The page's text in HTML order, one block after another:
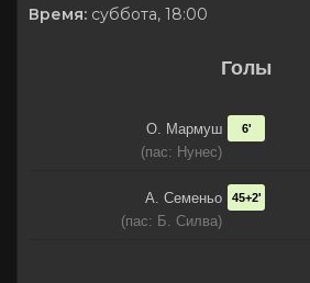
Время: суббота, 18:00
Голы
О. Мармуш
(пас: Нунес)
6'
А. Семеньо
(пас: Б. Силва)
45+2'